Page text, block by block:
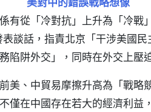
有從「冷對抗」上升為「冷戰
談話，指責北京「干涉美國
陷阱外交」，同時在外交上壓
美、中貿易摩擦升高為「戰略
僅在中國存在若大的經濟利益